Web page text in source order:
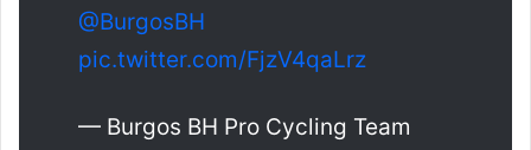
@BurgosBH
pic.twitter.com/FjzV4qaLrz
— Burgos BH Pro Cycling Team